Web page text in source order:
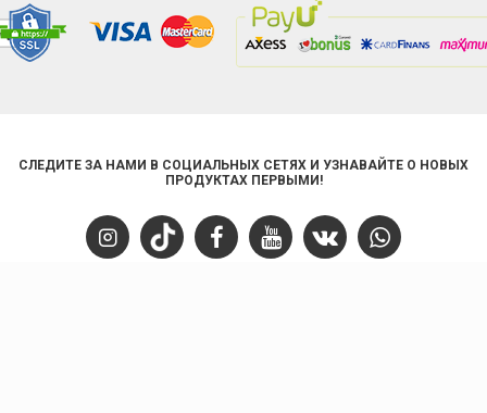
СЛЕДИТЕ ЗА НАМИ В СОЦИАЛЬНЫХ СЕТЯХ И УЗНАВАЙТЕ О НОВЫХ
ПРОДУКТАХ ПЕРВЫМИ!